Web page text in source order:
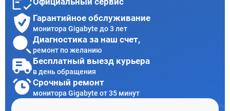
Гарантийное обслуживание
монитора Gigabyte до 3 лет
Диагностика за наш счет,
ремонт по желанию
Бесплатный выезд курьера
в день обращения
Срочный ремонт
монитора Gigabyte от 35 минут